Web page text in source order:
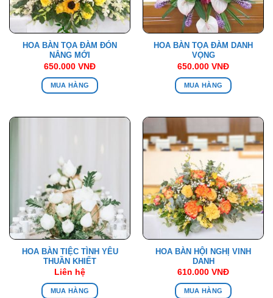
HOA BÀN TỌA ĐÀM ĐÓN
NẮNG MỚI
650.000 VNĐ
MUA HÀNG
HOA BÀN TỌA ĐÀM DANH
VỌNG
650.000 VNĐ
MUA HÀNG
HOA BÀN TIỆC TÌNH YÊU
THUẦN KHIẾT
Liên hệ
MUA HÀNG
HOA BÀN HỘI NGHỊ VINH
DANH
610.000 VNĐ
MUA HÀNG